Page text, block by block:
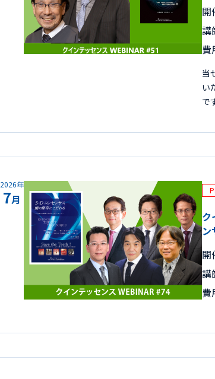
開
講
費
当
い
で
2026年
7月
ク
ン
開
講
費